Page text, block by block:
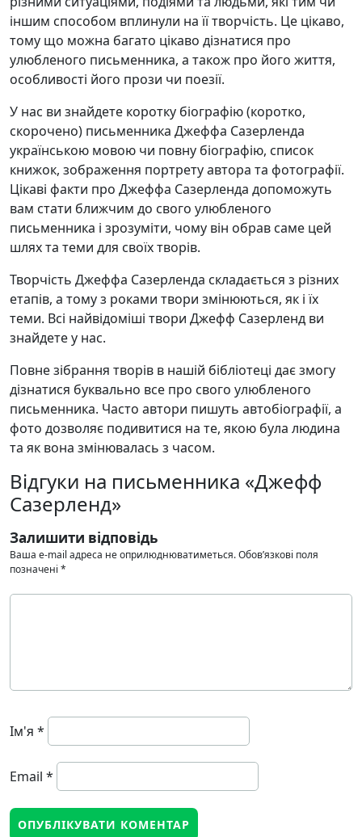
іншим способом вплинули на її творчість. Це цікаво,
тому що можна багато цікаво дізнатися про
улюбленого письменника, а також про його життя,
особливості його прози чи поезії.
У нас ви знайдете коротку біографію (коротко,
скорочено) письменника Джеффа Сазерленда
українською мовою чи повну біографію, список
книжок, зображення портрету автора та фотографії.
Цікаві факти про Джеффа Сазерленда допоможуть
вам стати ближчим до свого улюбленого
письменника і зрозуміти, чому він обрав саме цей
шлях та теми для своїх творів.
Творчість Джеффа Сазерленда складається з різних
етапів, а тому з роками твори змінюються, як і їх
теми. Всі найвідоміші твори Джефф Сазерленд ви
знайдете у нас.
Повне зібрання творів в нашій бібліотеці дає змогу
дізнатися буквально все про свого улюбленого
письменника. Часто автори пишуть автобіографії, а
фото дозволяє подивитися на те, якою була людина
та як вона змінювалась з часом.
Відгуки на письменника «Джефф
Сазерленд»
Залишити відповідь
Ваша e-mail адреса не оприлюднюватиметься.Обов’язкові поля
позначені *
Ім'я *
Email *